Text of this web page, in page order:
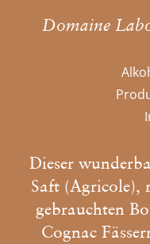
Domaine
Dieser
Saft (Agricole),
gebrauchten
Cognac